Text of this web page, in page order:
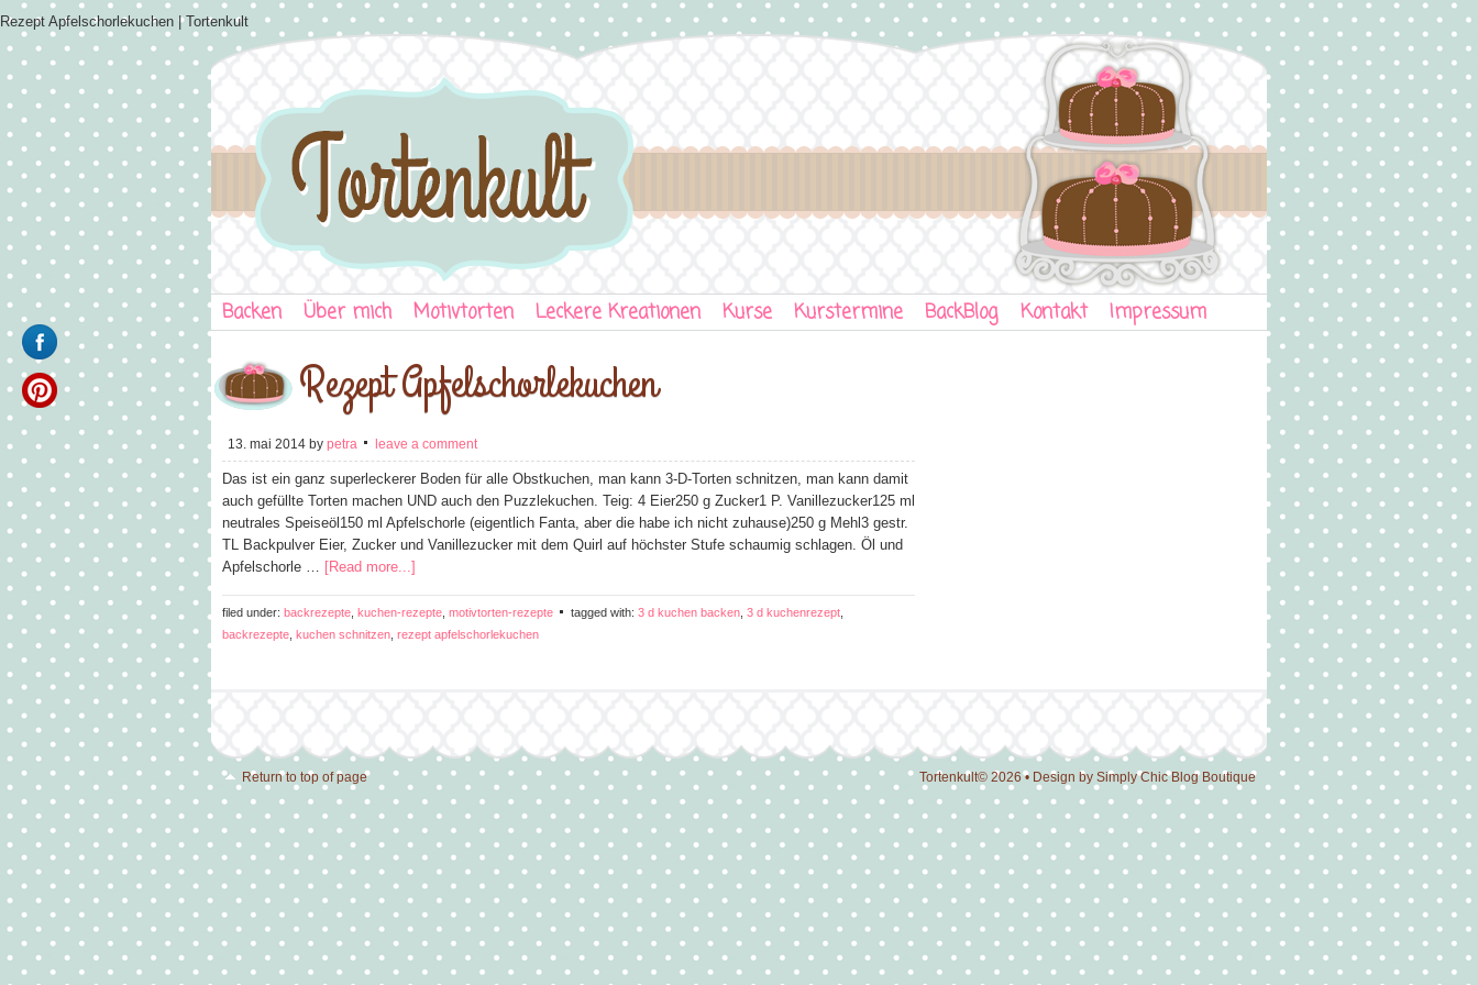
Rezept Apfelschorlekuchen | Tortenkult
Backen Über mich Motivtorten Leckere Kreationen Kurse Kurstermine BackBlog Kontakt Impressum
Rezept Apfelschorlekuchen
13. mai 2014 by petra leave a comment
Das ist ein ganz superleckerer Boden für alle Obstkuchen, man kann 3-D-Torten schnitzen, man kann damit
auch gefüllte Torten machen UND auch den Puzzlekuchen. Teig: 4 Eier250 g Zucker1 P. Vanillezucker125 ml
neutrales Speiseöl150 ml Apfelschorle (eigentlich Fanta, aber die habe ich nicht zuhause)250 g Mehl3 gestr.
TL Backpulver Eier, Zucker und Vanillezucker mit dem Quirl auf höchster Stufe schaumig schlagen. Öl und
Apfelschorle … [Read more...]
filed under: backrezepte kuchen-rezepte motivtorten-rezepte tagged with: 3 d kuchen backen 3 d kuchenrezept
backrezepte kuchen schnitzen rezept apfelschorlekuchen
Return to top of page Tortenkult© 2026 • Design by Simply Chic Blog Boutique